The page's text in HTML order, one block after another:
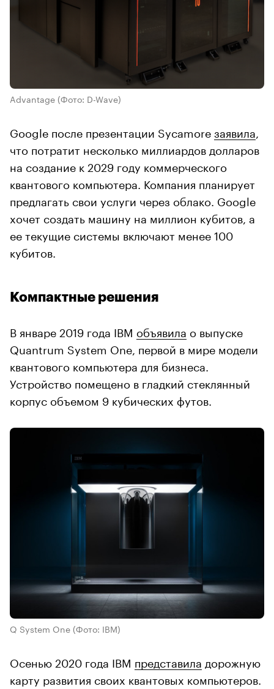
Advantage (Фото: D-Wave)
Google после презентации Sycamoreзаявила
что потратит несколько миллиардов долларов
на создание к 2029 году коммерческого
квантового компьютера. Компания планирует
предлагать свои услуги через облако. Google
хочет создать машину на миллион кубитов, а
ее текущие системы включают менее 100
кубитов.
Компактные решения
В январе 2019 года IBM объявила о выпуске
Quantrum System One, первой в мире модели
квантового компьютера для бизнеса.
Устройство помещено в гладкий стеклянный
корпус объемом 9 кубических футов.
Q System One (Фото: IBM)
Осенью 2020 года IBM представила дорожную
карту развития своих квантовых компьютеров.